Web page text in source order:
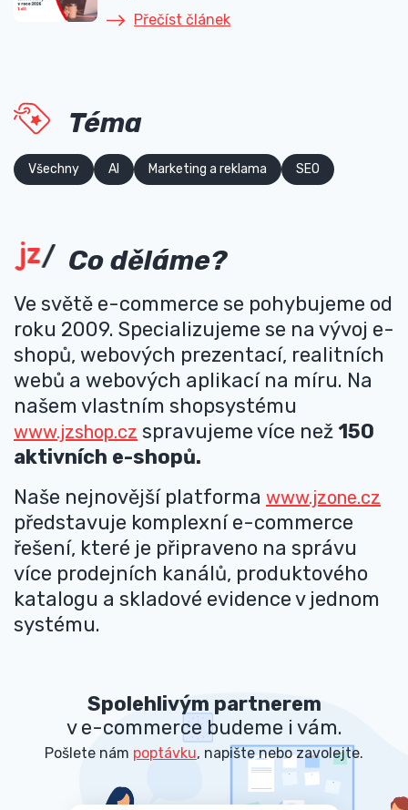
Přečíst článek
Téma
Všechny AI Marketing a reklama SEO
Co děláme?
Ve světě e-commerce se pohybujeme od
roku 2009. Specializujeme se na vývoj e-
shopů, webových prezentací, realitních
webů a webových aplikací na míru. Na
našem vlastním shopsystému
www.jzshop.cz spravujeme více než 150
aktivních e-shopů.
Naše nejnovější platforma www.jzone.cz
představuje komplexní e-commerce
řešení, které je připraveno na správu
více prodejních kanálů, produktového
katalogu a skladové evidence v jednom
systému.
Spolehlivým partnerem
v e-commerce budeme i vám.
Pošlete nám poptávku, napište nebo zavolejte.